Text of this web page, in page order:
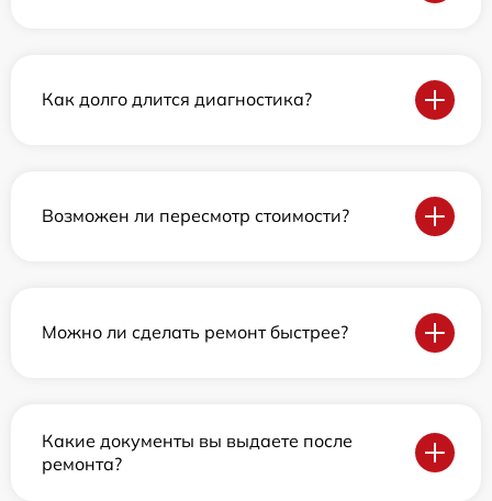
Как долго длится диагностика?
Возможен ли пересмотр стоимости?
Можно ли сделать ремонт быстрее?
Какие документы вы выдаете после
ремонта?